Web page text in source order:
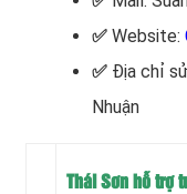
✅ Website:
✅ Địa chỉ
Nhuận
Thái Sơn hỗ trợ